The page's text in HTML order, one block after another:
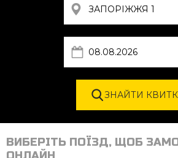
ВИБЕРІТЬ ПОЇЗД, ЩОБ